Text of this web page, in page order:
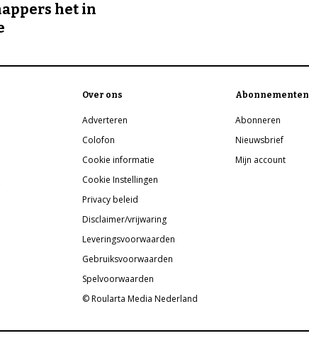
het in
Over ons
Adverteren
Colofon
Cookie informatie
Cookie Instellingen
Privacy beleid
Disclaimer/vrijwaring
Leveringsvoorwaarden
Gebruiksvoorwaarden
Spelvoorwaarden
© Roularta Media Nederland
Abonnementen
Abonneren
Nieuwsbrief
Mijn account